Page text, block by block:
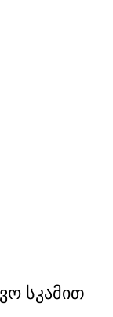
სკამით